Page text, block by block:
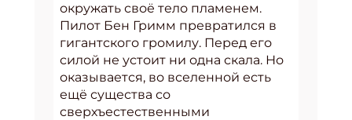
окружать своё тело пламенем.
Пилот Бен Гримм превратился в
гигантского громилу. Перед его
силой не устоит ни одна скала. Но
оказывается, во вселенной есть
ещё существа со
сверхъестественными